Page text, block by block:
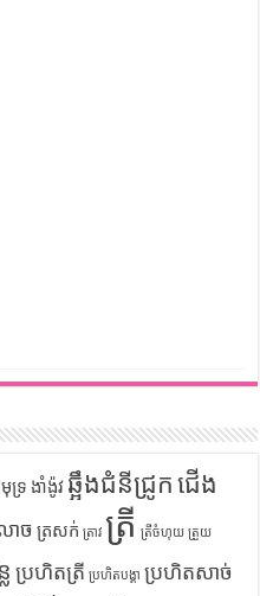
ទ្រ ងាំង៉ូវ ឆ្អឹងជំនីជ្រូក ជើង
ាច ត្រសក់ ត្រាវ ត្រី ត្រីចំហុយ ត្រួយ
ប្រហិតត្រី ប្រហិតបង្គា ប្រហិតសាច់